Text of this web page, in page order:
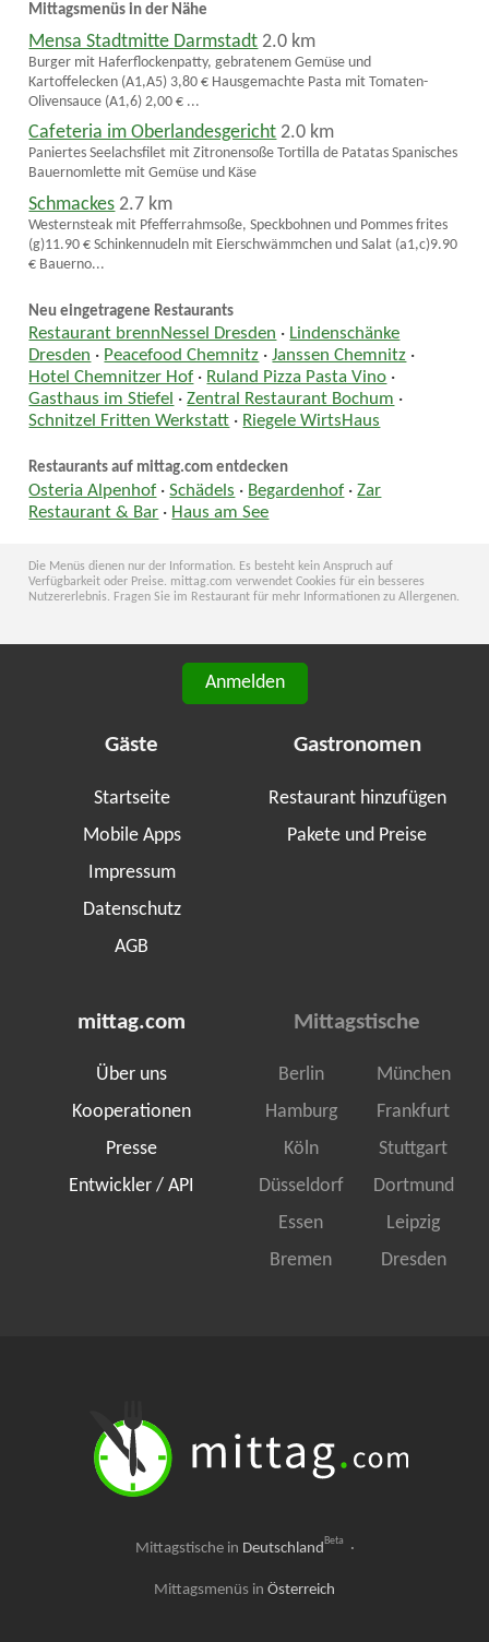
Mittagsmenüs in der Nähe
Mensa Stadtmitte Darmstadt 2.0 km
Burger mit Haferflockenpatty, gebratenem Gemüse und
Kartoffelecken (A1,A5) 3,80 € Hausgemachte Pasta mit Tomaten-
Olivensauce (A1,6) 2,00 € ...
Cafeteria im Oberlandesgericht 2.0 km
Paniertes Seelachsfilet mit Zitronensoße Tortilla de Patatas Spanisches
Bauernomlette mit Gemüse und Käse
Schmackes 2.7 km
Westernsteak mit Pfefferrahmsoße, Speckbohnen und Pommes frites
(g)11.90 € Schinkennudeln mit Eierschwämmchen und Salat (a1,c)9.90
€ Bauerno...
Neu eingetragene Restaurants
Restaurant brennNessel Dresden · Lindenschänke
Dresden · Peacefood Chemnitz ·Janssen Chemnitz ·
Hotel Chemnitzer Hof · Ruland Pizza Pasta Vino ·
Gasthaus im Stiefel ·Zentral Restaurant Bochum ·
Schnitzel Fritten Werkstatt · Riegele WirtsHaus
Restaurants auf mittag.com entdecken
Osteria Alpenhof ·Schädels · Begardenhof ·Zar
Restaurant & Bar · Haus am See
Die Menüs dienen nur der Information. Es besteht kein Anspruch auf
Verfügbarkeit oder Preise. mittag.com verwendet Cookies für ein besseres
Nutzererlebnis. Fragen Sie im Restaurant für mehr Informationen zu Allergenen.
Anmelden
Gäste
Startseite
Mobile Apps
Impressum
Datenschutz
AGB
Gastronomen
Restaurant hinzufügen
Pakete und Preise
mittag.com
Über uns
Kooperationen
Presse
Entwickler / API
Mittagstische
Berlin
München
Hamburg
Frankfurt
Köln
Stuttgart
Düsseldorf
Dortmund
Essen
Leipzig
Bremen
Dresden
Mittagstische in DeutschlandBeta ·
Mittagsmenüs in Österreich